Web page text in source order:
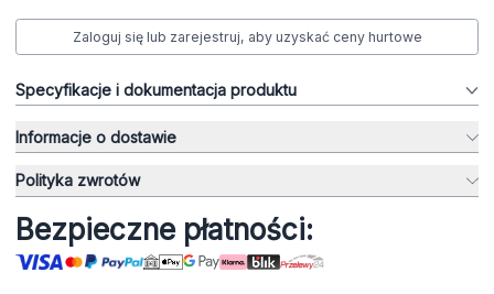
Zaloguj się lub zarejestruj, aby uzyskać ceny hurtowe
Specyfikacje i dokumentacja produktu
Informacje o dostawie
Polityka zwrotów
Bezpieczne płatności: